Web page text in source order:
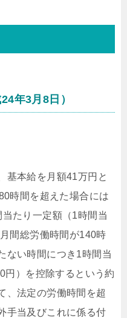
年3月8日）
基本給を月額41万円と
時間を超えた場合には
たり一定額（1時間当
間総労働時間が140時
ない時間につき1時間当
円）を控除するという約
、法定の労働時間を超
手当及びこれに係る付